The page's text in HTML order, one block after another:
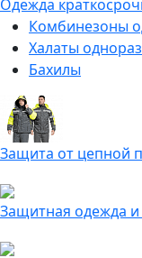
Одежда
Комбинезоны
Халаты
Бахилы
Защита от цепной
Защитная одежда